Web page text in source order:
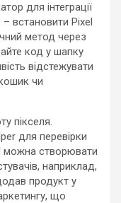
для інтеграції
встановити Pixel
метод через
код у шапку
відстежувати
чи
пікселя.
для перевірки
можна створювати
наприклад,
продукт у
що